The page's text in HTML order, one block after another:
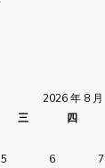
2026 年 8 月
三 四
5 6 7